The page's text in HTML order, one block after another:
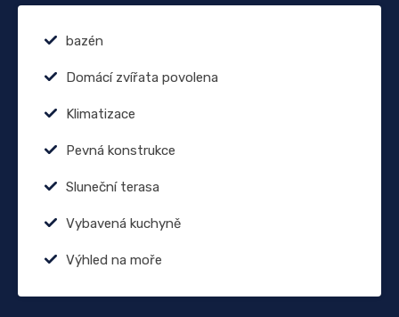
bazén
Domácí zvířata povolena
Klimatizace
Pevná konstrukce
Sluneční terasa
Vybavená kuchyně
Výhled na moře